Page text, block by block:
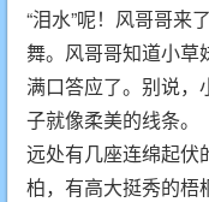
“泪水”呢！风哥哥来
舞。风哥哥知道小草
满口答应了。别说，
子就像柔美的线条。
远处有几座连绵起伏
柏，有高大挺秀的梧